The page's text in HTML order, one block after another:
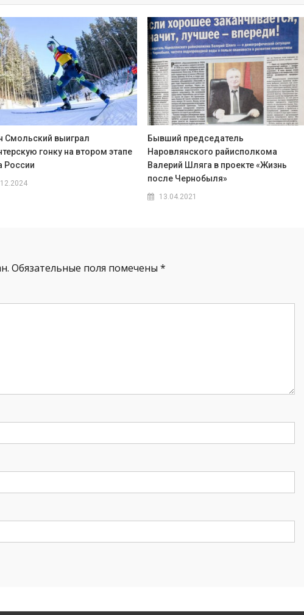
Смольский выиграл
гонку на втором этапе
России
Бывший председатель
Наровлянского райисполкома
Валерий Шляга в проекте «Жизнь
после Чернобыля»
13.04.2021
Обязательные поля помечены *